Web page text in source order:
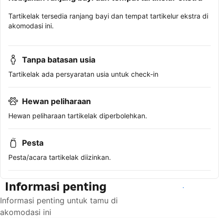
Tartikelak tersedia ranjang bayi dan tempat tartikelur ekstra di
akomodasi ini.
Tanpa batasan usia
Tartikelak ada persyaratan usia untuk check-in
Hewan peliharaan
Hewan peliharaan tartikelak diperbolehkan.
Pesta
Pesta/acara tartikelak diizinkan.
Informasi penting
Informasi penting untuk tamu di
akomodasi ini
Lihat ketersediaan